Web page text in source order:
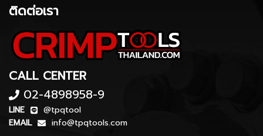
ติดต่อเรา
CALL CENTER
02-4898958-9
LINE
@tpqtool
EMAIL
info@tpqtools.com